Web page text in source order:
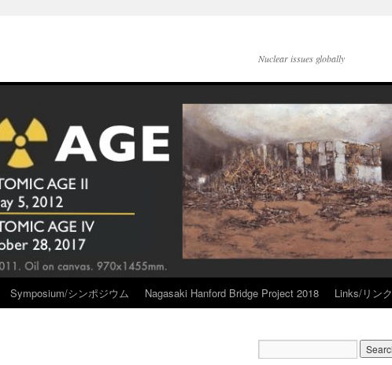
Nuclear issues globally
Symposium/シンポジウム Nagasaki Hanford Bridge Project 2018 Links/リンク